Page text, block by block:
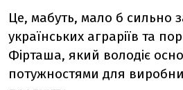
Це, мабуть, мало б сильно
українських аграріїв та
Фірташа, який володіє
потужностями для